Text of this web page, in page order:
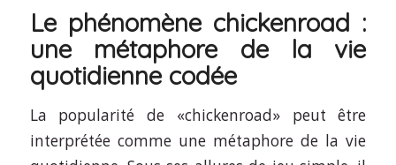
Le phénomène chickenroad :
une métaphore de la vie
quotidienne codée
La popularité de «chickenroad» peut être
interprétée comme une métaphore de la vie